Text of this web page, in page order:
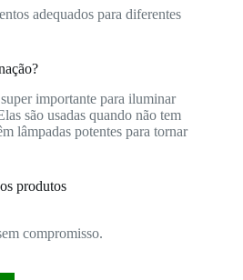
adequados para diferentes
importante para iluminar
são usadas quando não tem
lâmpadas potentes para tornar
produtos
compromisso.